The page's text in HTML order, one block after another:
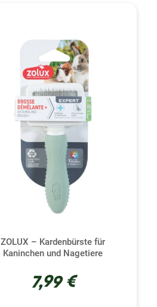
ZOLUX – Kardenbürste für
Kaninchen und Nagetiere
7,99 €